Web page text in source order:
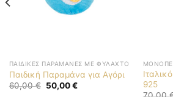
ΠΑΙΔΙΚΈΣ ΠΑΡΑΜΆΝΕΣ ΜΕ ΦΥΛΑΧΤΌ
Παιδική Παραμάνα για Αγόρι
60,00€ Original
price
50,00€Η
925